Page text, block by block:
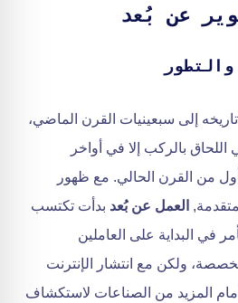
عن بُعد
إلى سبعينيات القرن الماضي،
اللحاق بالركب إلا في أواخر
من القرن الحالي. مع ظهور
العمل عن بُعد بدأت تكتسب
في البداية على العاملين
ولكن مع انتشار الإنترنت
المزيد من الصناعات لاستكشاف